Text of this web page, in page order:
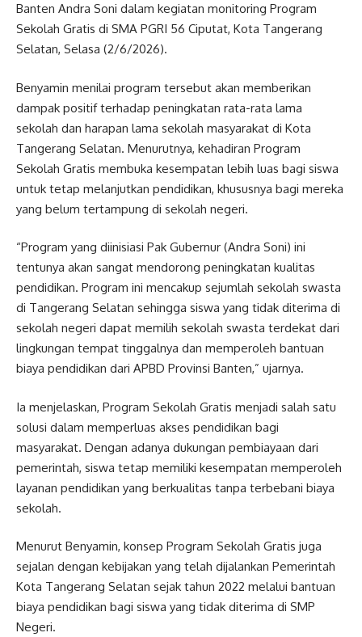
Banten Andra Soni dalam kegiatan monitoring Program
Sekolah Gratis di SMA PGRI 56 Ciputat, Kota Tangerang
Selatan, Selasa (2/6/2026).
Benyamin menilai program tersebut akan memberikan
dampak positif terhadap peningkatan rata-rata lama
sekolah dan harapan lama sekolah masyarakat di Kota
Tangerang Selatan. Menurutnya, kehadiran Program
Sekolah Gratis membuka kesempatan lebih luas bagi siswa
untuk tetap melanjutkan pendidikan, khususnya bagi mereka
yang belum tertampung di sekolah negeri.
“Program yang diinisiasi Pak Gubernur (Andra Soni) ini
tentunya akan sangat mendorong peningkatan kualitas
pendidikan. Program ini mencakup sejumlah sekolah swasta
di Tangerang Selatan sehingga siswa yang tidak diterima di
sekolah negeri dapat memilih sekolah swasta terdekat dari
lingkungan tempat tinggalnya dan memperoleh bantuan
biaya pendidikan dari APBD Provinsi Banten,” ujarnya.
Ia menjelaskan, Program Sekolah Gratis menjadi salah satu
solusi dalam memperluas akses pendidikan bagi
masyarakat. Dengan adanya dukungan pembiayaan dari
pemerintah, siswa tetap memiliki kesempatan memperoleh
layanan pendidikan yang berkualitas tanpa terbebani biaya
sekolah.
Menurut Benyamin, konsep Program Sekolah Gratis juga
sejalan dengan kebijakan yang telah dijalankan Pemerintah
Kota Tangerang Selatan sejak tahun 2022 melalui bantuan
biaya pendidikan bagi siswa yang tidak diterima di SMP
Negeri.